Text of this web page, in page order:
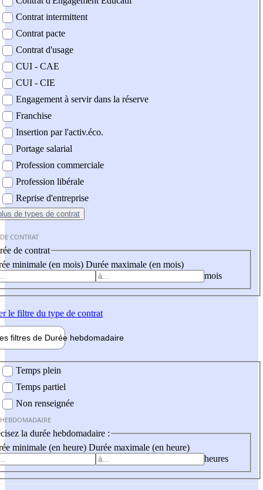
Contrat intermittent
Contrat pacte
Contrat d'usage
CUI - CAE
CUI - CIE
Engagement à servir dans la réserve
Franchise
Insertion par l'activ.éco.
Portage salarial
Profession commerciale
Profession libérale
Reprise d'entreprise
de types de contrat
CONTRAT
de contrat
minimale (en mois) Durée maximale (en mois)
mois
le filtre du type de contrat
filtres de Durée hebdomadaire
Temps plein
Temps partiel
Non renseignée
la durée hebdomadaire :
minimale (en heure) Durée maximale (en heure)
heures